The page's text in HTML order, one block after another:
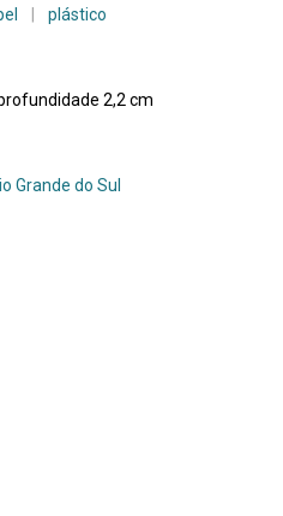
plástico
2,2 cm
Grande do Sul